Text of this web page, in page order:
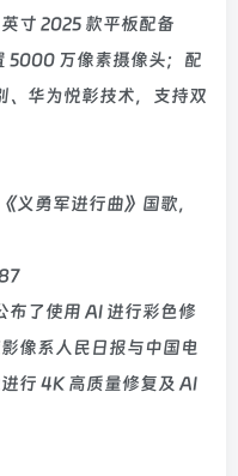
寸 2025 款平板配备
5000 万像素摄像头；配
、华为悦彰技术，支持双
义勇军进行曲》国歌，
布了使用 AI 进行彩色修
像系人民日报与中国电
行 4K 高质量修复及 AI